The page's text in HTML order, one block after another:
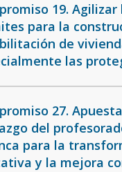
19. Agilizar
para la
de
las
27.
del
para la
y la mejora